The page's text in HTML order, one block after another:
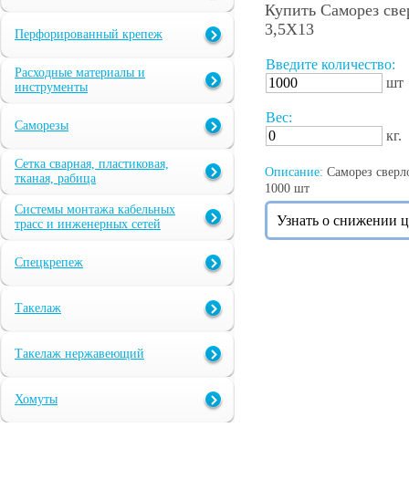
Перфорированный крепеж
Расходные материалы и
инструменты
Саморезы
Сетка сварная, пластиковая,
тканая, рабица
Системы монтажа кабельных
трасс и инженерных сетей
Спецкрепеж
Такелаж
Такелаж нержавеющий
Хомуты
Купить Саморез
3,5X13
Введите количество:
шт
Вес:
кг.
Описание: Саморез
1000 шт
Узнать о снижении